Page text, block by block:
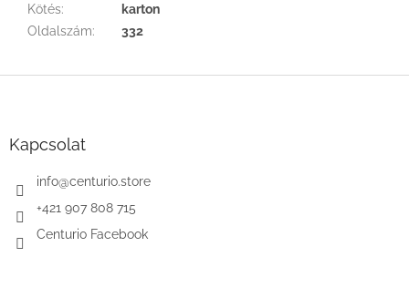
Kötés:
karton
Oldalszám: 332
Kapcsolat
info@centurio.store
+421 907 808 715
Centurio Facebook